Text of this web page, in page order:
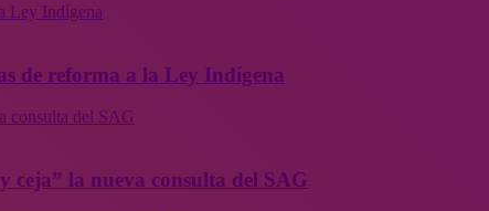
Ley Indígena
de reforma a la Ley Indígena
consulta del SAG
ceja” la nueva consulta del SAG